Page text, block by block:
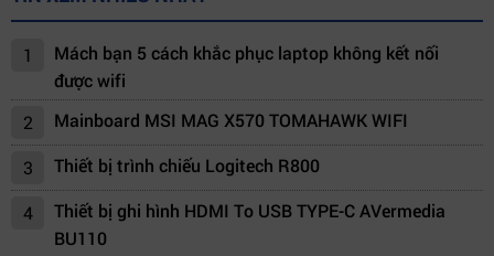
1
Mách bạn 5 cách khắc phục laptop không kết nối
được wifi
2
Mainboard MSI MAG X570 TOMAHAWK WIFI
3 Thiết bị trình chiếu Logitech R800
4
Thiết bị ghi hình HDMI To USB TYPE-C AVermedia
BU110